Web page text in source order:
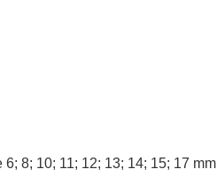
8; 10; 11; 12; 13; 14; 15; 17 mm